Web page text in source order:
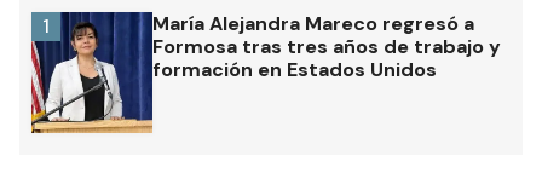
María Alejandra Mareco regresó a
Formosa tras tres años de trabajo y
formación en Estados Unidos
1